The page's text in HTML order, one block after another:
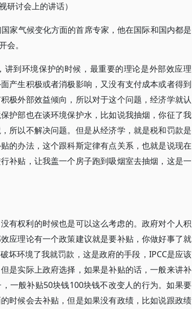
研讨会上的讲话）
家气候变化方面的首席专家，他在国际和国内都是
。
到环境保护的时候，最重要的理论是外部效应理
产生积极或者消极影响，又没有支付成本或者得到
极外部效益倾向，所以对于这个问题，经济学就认
护部也在谈环境保护水，比如说我抽烟，你征了我
所以不解决问题。但是从经济学，就是税和罚款是
的办法，这个跟科斯定律有点关系，也就是说现在
补贴，让我盖一个房子跑到吸烟室去抽烟，这是一
有权利的时候也是可以这么考虑的。政府对个人积
应理论有一个政策建议就是要补贴，你做好事了就
坏环境了我就罚款，这是政府的手段，IPCC是应该
是实际上政府选择，如果是补贴的话，一般来讲补
一般补贴50块钱100块钱不改变人的行为。如果要
时候会去补贴，但是如果没有政绩，比如说跟政绩